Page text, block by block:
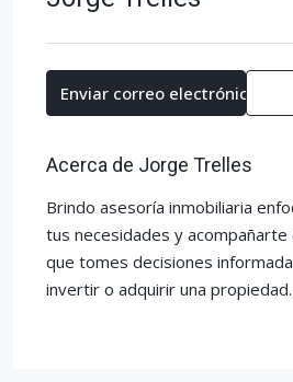
Enviar correo electrónico
Acerca de Jorge Trelles
Brindo asesoría inmobiliaria
tus necesidades y acompañarte
que tomes decisiones
invertir o adquirir una propiedad.